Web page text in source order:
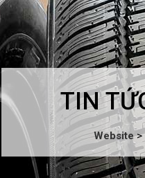
TIN
Website>